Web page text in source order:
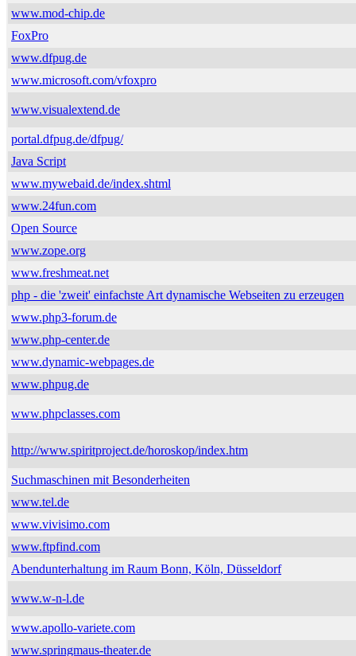
www.mod-chip.de
FoxPro
www.dfpug.de
www.microsoft.com/vfoxpro
www.visualextend.de
portal.dfpug.de/dfpug/
Java Script
www.mywebaid.de/index.shtml
www.24fun.com
Open Source
www.zope.org
www.freshmeat.net
php - die 'zweit' einfachste Art dynamische Webseiten zu erzeugen
www.php3-forum.de
www.php-center.de
www.dynamic-webpages.de
www.phpug.de
www.phpclasses.com
http://www.spiritproject.de/horoskop/index.htm
Suchmaschinen mit Besonderheiten
www.tel.de
www.vivisimo.com
www.ftpfind.com
Abendunterhaltung im Raum Bonn, Köln, Düsseldorf
www.w-n-l.de
www.apollo-variete.com
www.springmaus-theater.de